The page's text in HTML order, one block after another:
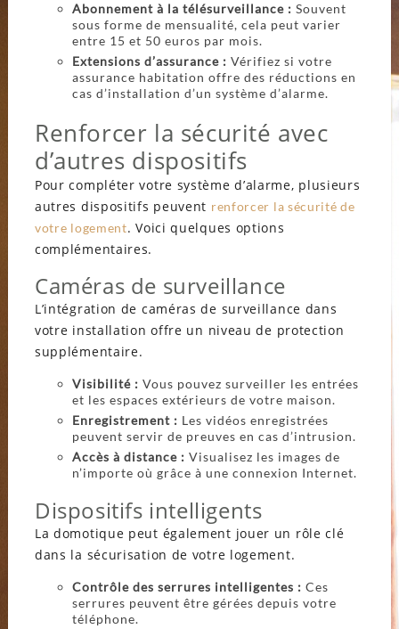
Abonnement à la télésurveillance : Souvent
sous forme de mensualité, cela peut varier
entre 15 et 50 euros par mois.
Extensions d’assurance : Vérifiez si votre
assurance habitation offre des réductions en
cas d’installation d’un système d’alarme.
Renforcer la sécurité avec
d’autres dispositifs
Pour compléter votre système d’alarme, plusieurs
autres dispositifs peuvent renforcer la sécurité de
votre logement. Voici quelques options
complémentaires.
Caméras de surveillance
L’intégration de caméras de surveillance dans
votre installation offre un niveau de protection
supplémentaire.
Visibilité : Vous pouvez surveiller les entrées
et les espaces extérieurs de votre maison.
Enregistrement : Les vidéos enregistrées
peuvent servir de preuves en cas d’intrusion.
Accès à distance : Visualisez les images de
n’importe où grâce à une connexion Internet.
Dispositifs intelligents
La domotique peut également jouer un rôle clé
dans la sécurisation de votre logement.
Contrôle des serrures intelligentes : Ces
serrures peuvent être gérées depuis votre
téléphone.